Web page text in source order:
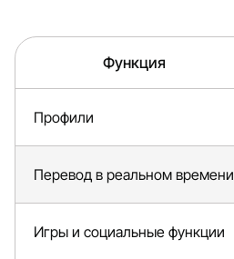
Функция
Профили
Перевод в реальном времени
Игры и социальные функции